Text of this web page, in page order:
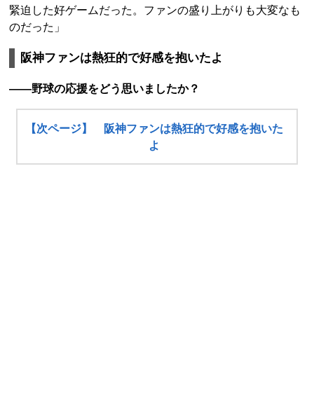
緊迫した好ゲームだった。ファンの盛り上がりも大変なも
のだった」
阪神ファンは熱狂的で好感を抱いたよ
――野球の応援をどう思いましたか？
【次ページ】 阪神ファンは熱狂的で好感を抱いた
よ